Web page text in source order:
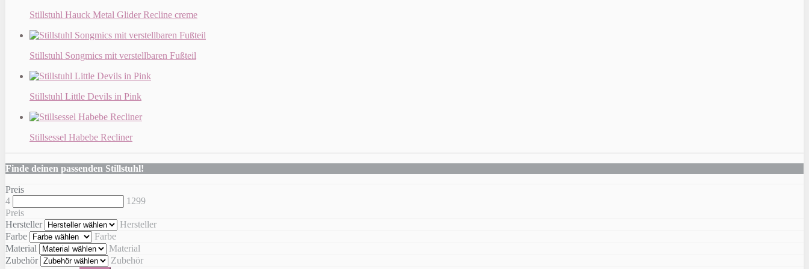
Stillstuhl Hauck Metal Glider Recline creme
Stillstuhl Songmics mit verstellbaren Fußteil
Stillstuhl Little Devils in Pink
Stillsessel Habebe Recliner
Finde deinen passenden Stillstuhl!
Preis
4
1299
Preis
Hersteller
Hersteller
Farbe
Farbe
Material
Material
Zubehör
Zubehör